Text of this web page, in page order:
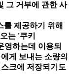
그 거부에 관한 사
제공하기 위해
는 '쿠키
영하는데 이용되
게 보내는 소량의
크에 저장되기도